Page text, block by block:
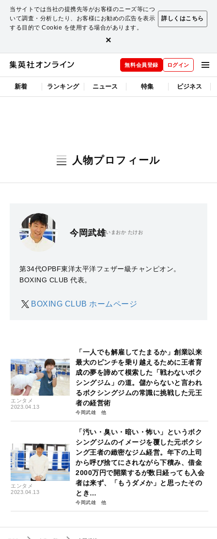
当サイトでは当社の提携先等がお客様のニーズ等につ
いて調査・分析したり、お客様にお勧めの広告を表示
する目的で Cookie を使用する場合があります。
詳しくはこちら
×
無料会員登録 ログイン
新着 ランキング ニュース 特集 ビジネス
人物プロフィール
今岡武雄いまおか たけお
第34代OPBF東洋太平洋フェザー級チャンピオン。
BOXING CLUB 代表。
BOXING CLUB ホームページ
エンタメ
2023.04.13
「一人でも解雇してたまるか」創業以来
最大のピンチを乗り越えるために王者育
成の夢を諦めて模索した「戦わないボク
シングジム」の道。儲からないと言われ
るボクシングジムの常識に挑戦した元王
者の経営術
今岡武雄
エンタメ
2023.04.13
「汚い・臭い・暗い・怖い」というボク
シングジムのイメージを覆した元ボクシ
ング王者の緻密なジム経営。年下の上司
から呼び捨てにされながら下積み、借金
2000万円で開業するが数日経っても入会
者は来ず、「もうダメか」と思ったその
とき…
今岡武雄